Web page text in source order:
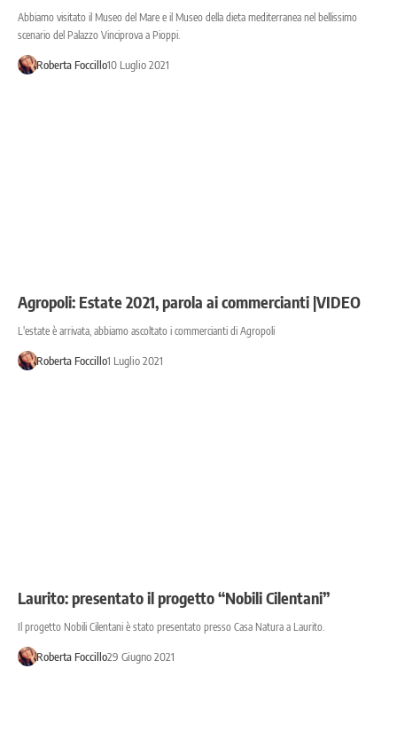
Abbiamo visitato il Museo del Mare e il Museo della dieta mediterranea nel bellissimo
scenario del Palazzo Vinciprova a Pioppi.
Roberta Foccillo10 Luglio 2021
Agropoli: Estate 2021, parola ai commercianti |VIDEO
L'estate è arrivata, abbiamo ascoltato i commercianti di Agropoli
Roberta Foccillo1 Luglio 2021
Laurito: presentato il progetto “Nobili Cilentani”
Il progetto Nobili Cilentani è stato presentato presso Casa Natura a Laurito.
Roberta Foccillo29 Giugno 2021